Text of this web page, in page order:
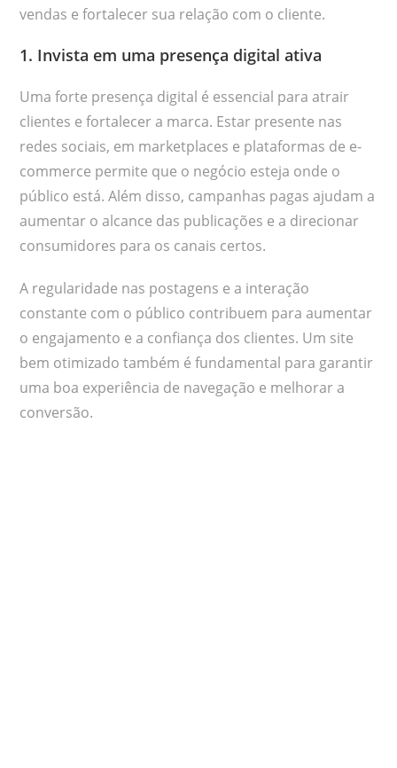
vendas e fortalecer sua relação com o cliente.
1. Invista em uma presença digital ativa
Uma forte presença digital é essencial para atrair
clientes e fortalecer a marca. Estar presente nas
redes sociais, em marketplaces e plataformas de e-
commerce permite que o negócio esteja onde o
público está. Além disso, campanhas pagas ajudam a
aumentar o alcance das publicações e a direcionar
consumidores para os canais certos.
A regularidade nas postagens e a interação
constante com o público contribuem para aumentar
o engajamento e a confiança dos clientes. Um site
bem otimizado também é fundamental para garantir
uma boa experiência de navegação e melhorar a
conversão.